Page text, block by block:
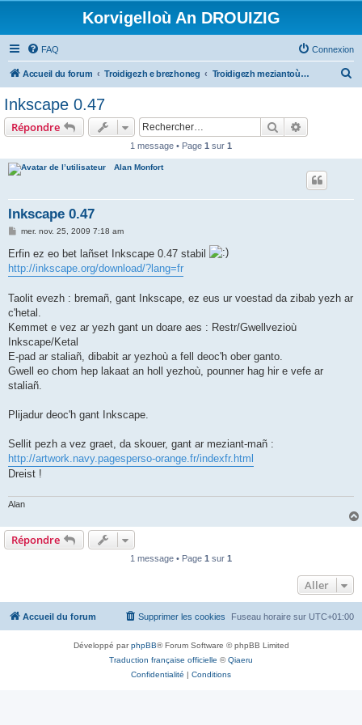
Korvigelloù An DROUIZIG
FAQ Connexion
Accueil du forum Troidigezh e brezhoneg Troidigezh meziantoù all (frank a wirioù evit an darn vrasañ anezho)
Inkscape 0.47
Répondre Rechercher
1 message • Page 1 sur 1
Alan Monfort
Inkscape 0.47
M
s
s
a
g
mer. nov. 25, 2009 7:18 am
Erfin ez eo bet lañset Inkscape 0.47 stabil
http://inkscape.org/download/?lang=fr
Taolit evezh : bremañ, gant Inkscape, ez eus ur voestad da zibab yezh ar
c'hetal.
Kemmet e vez ar yezh gant un doare aes : Restr/Gwellvezioù
Inkscape/Ketal
E-pad ar staliañ, dibabit ar yezhoù a fell deoc'h ober ganto.
Gwell eo chom hep lakaat an holl yezhoù, pounner hag hir e vefe ar
staliañ.
Plijadur deoc'h gant Inkscape.
Sellit pezh a vez graet, da skouer, gant ar meziant-mañ :
http://artwork.navy.pagesperso-orange.fr/indexfr.html
Dreist !
Alan
Répondre
1 message • Page 1 sur 1
Aller
Accueil du forum Fuseau horaire sur UTC+01:00
Supprimer les cookies
Développé parphpBB® Forum Software © phpBB Limited
Traduction française officielle ©Qiaeru
Confidentialité | Conditions